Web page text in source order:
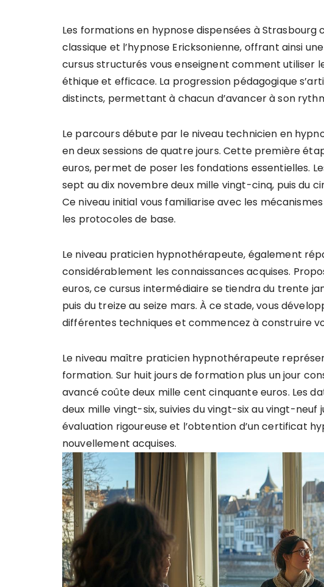
Les formations en hypnose dispensées à
classique et l’hypnose Ericksonienne, offrant ainsi
cursus structurés vous enseignent comment utiliser
éthique et efficace. La progression pédagogique
distincts, permettant à chacun d’avancer à son
Le parcours débute par le niveau technicien en
en deux sessions de quatre jours. Cette première
euros, permet de poser les fondations essentielles.
sept au dix novembre deux mille vingt-cinq, puis du
Ce niveau initial vous familiarise avec les
les protocoles de base.
Le niveau praticien hypnothérapeute, également
considérablement les connaissances acquises.
euros, ce cursus intermédiaire se tiendra du trente
puis du treize au seize mars. À ce stade, vous
différentes techniques et commencez à construire
Le niveau maître praticien hypnothérapeute
formation. Sur huit jours de formation plus un jour
avancé coûte deux mille cent cinquante euros. Les
deux mille vingt-six, suivies du vingt-six au vingt-neuf
évaluation rigoureuse et l’obtention d’un certificat
nouvellement acquises.